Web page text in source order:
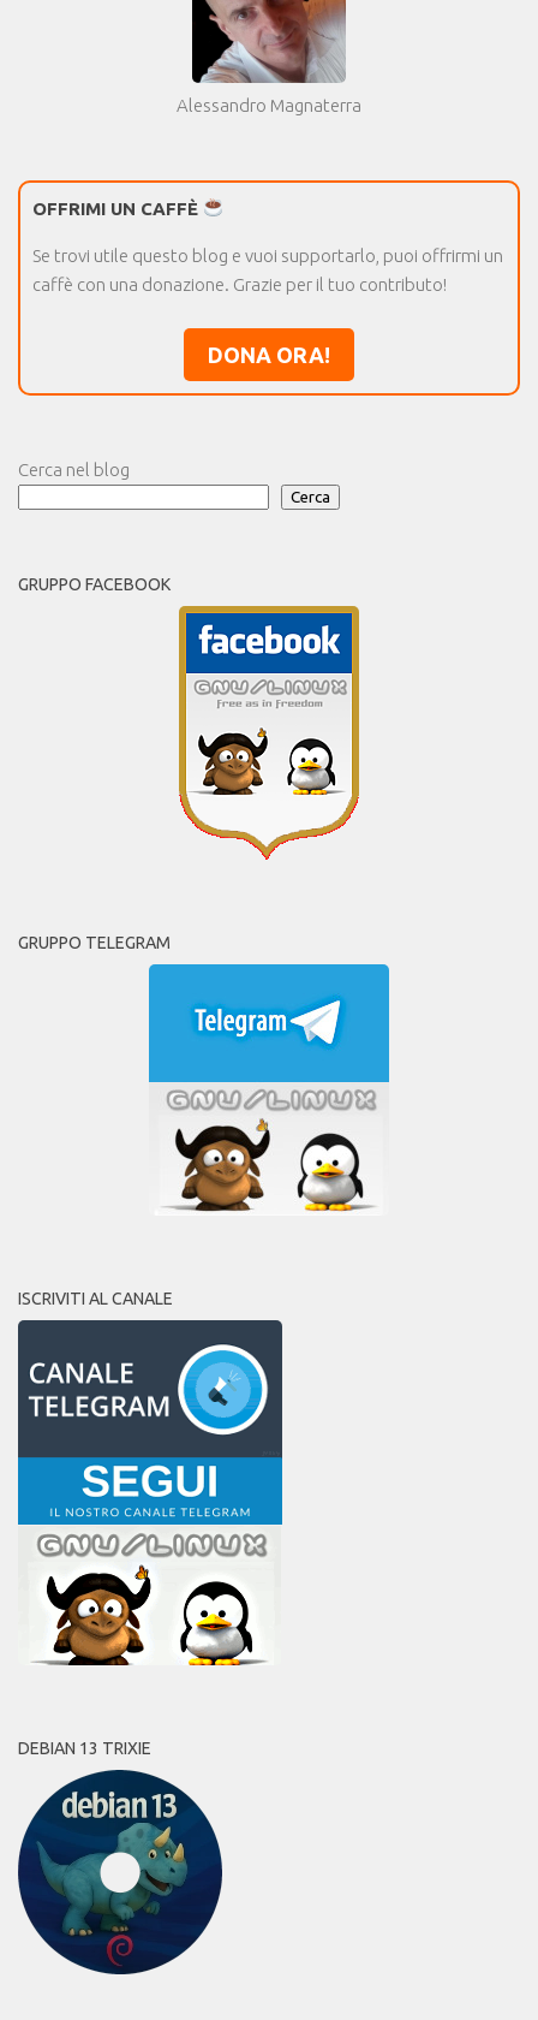
Alessandro Magnaterra
OFFRIMI UN CAFFÈ
Se trovi utile questo blog e vuoi supportarlo, puoi offrirmi un
caffè con una donazione. Grazie per il tuo contributo!
DONA ORA!
Cerca nel blog
Cerca
GRUPPO FACEBOOK
GRUPPO TELEGRAM
ISCRIVITI AL CANALE
DEBIAN 13 TRIXIE